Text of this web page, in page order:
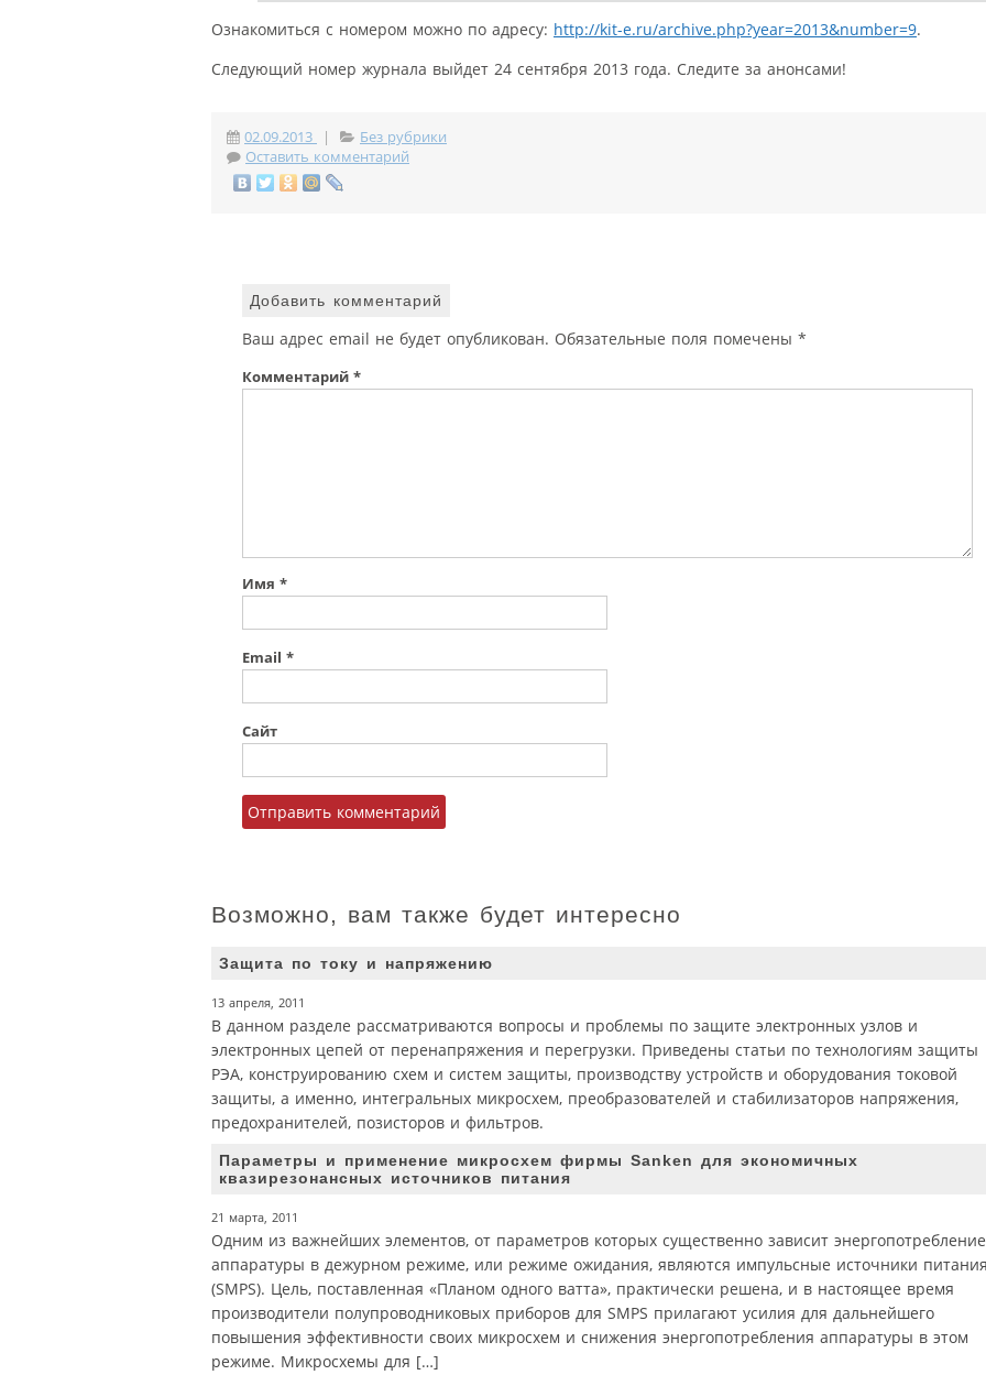
Ознакомиться с номером можно по адресу: http://kit-e.ru/archive.php?year=2013&number=9.
Следующий номер журнала выйдет 24 сентября 2013 года. Следите за анонсами!
02.09.2013 |
Без рубрики
Оставить комментарий
Добавить комментарий
Ваш адрес email не будет опубликован. Обязательные поля помечены *
Комментарий *
Имя *
Email *
Сайт
Возможно, вам также будет интересно
Защита по току и напряжению
13 апреля, 2011
В данном разделе рассматриваются вопросы и проблемы по защите электронных узлов и
электронных цепей от перенапряжения и перегрузки. Приведены статьи по технологиям защиты
РЭА, конструированию схем и систем защиты, производству устройств и оборудования токовой
защиты, а именно, интегральных микросхем, преобразователей и стабилизаторов напряжения,
предохранителей, позисторов и фильтров.
Параметры и применение микросхем фирмы Sanken для экономичных
квазирезонансных источников питания
21 марта, 2011
Одним из важнейших элементов, от параметров которых существенно зависит энергопотребление
аппаратуры в дежурном режиме, или режиме ожидания, являются импульсные источники питания
(SMPS). Цель, поставленная «Планом одного ватта», практически решена, и в настоящее время
производители полупроводниковых приборов для SMPS прилагают усилия для дальнейшего
повышения эффективности своих микросхем и снижения энергопотребления аппаратуры в этом
режиме. Микросхемы для […]